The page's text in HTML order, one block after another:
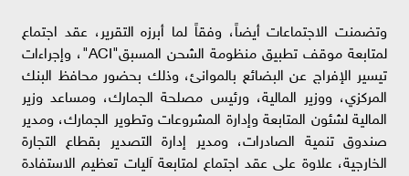
وتضمنت الاجتماعات أيضاً، وفقاً لما أبرزه التقرير، عقد اجتماع
لمتابعة موقف تطبيق منظومة الشحن المسبق"ACI"، وإجراءات
تيسير الإفراج عن البضائع بالموانئ، وذلك بحضور محافظ البنك
المركزي، ووزير المالية، ورئيس مصلحة الجمارك، ومساعد وزير
المالية لشئون المتابعة وإدارة المشروعات وتطوير الجمارك، ومدير
صندوق تنمية الصادرات، ومدير إدارة التصدير بقطاع التجارة
الخارجية، علاوة على عقد اجتماع لمتابعة آليات تعظيم الاستفادة